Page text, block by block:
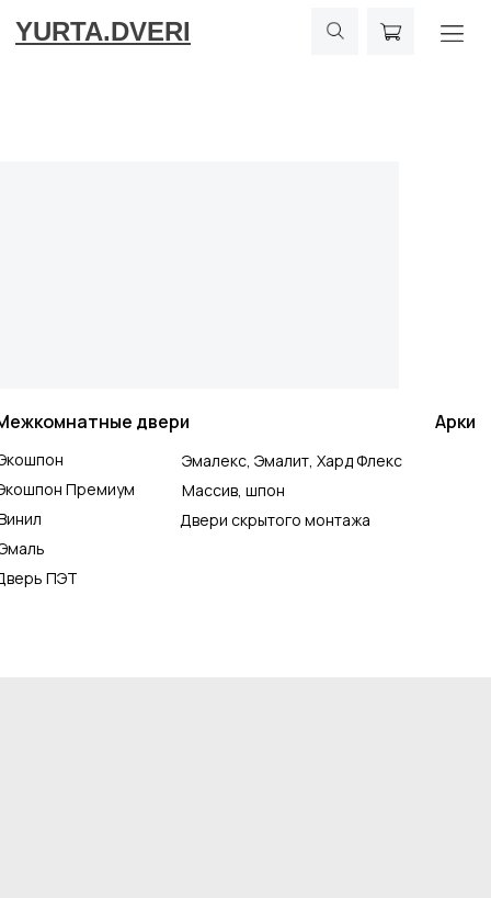
YURTA.DVERI
ПЭТ
Премиум
Двери скрытого монтажа
Массив, шпон
Эмалекс, Эмалит, Хард Флекс
Арки
двери